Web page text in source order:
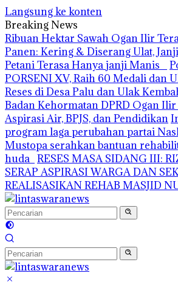
Langsung ke konten
Breaking News
Ribuan Hektar Sawah Ogan Ilir
Panen: Kering & Diserang Ulat,
Petani Terasa Hanya janji Manis
PORSENI XV, Raih 60 Medali dan
Reses di Desa Palu dan Ulak
Badan Kehormatan DPRD Ogan
Aspirasi Air, BPJS, dan Pendidikan
program laga perubahan partai
Mustopa serahkan bantuan
huda RESES MASA SIDANG III:
SERAP ASPIRASI WARGA DAN
REALISASIKAN REHAB MASJID